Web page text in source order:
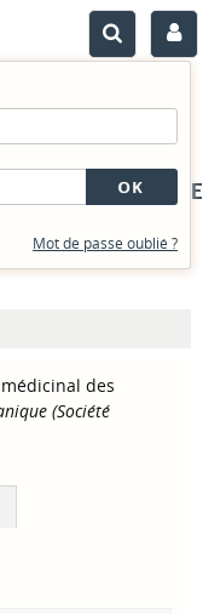
DOCUMENTAIRE
Mot de passe oublié ?
des
(Société